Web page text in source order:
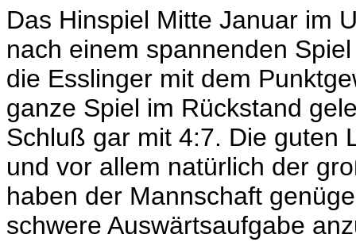
Das Hinspiel Mitte Januar im
nach einem spannenden
die Esslinger mit dem
ganze Spiel im Rückstand
Schluß gar mit 4:7. Die guten
und vor allem natürlich der
haben der Mannschaft
schwere Auswärtsaufgabe